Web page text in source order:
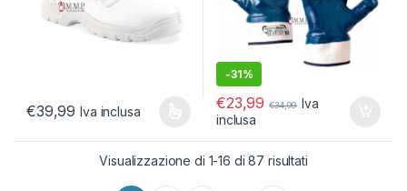
€39,99 Iva inclusa
Questo prodotto ha più varianti. Le opzioni possono essere
-31%
€23,99 €34,99 Iva
inclusa
Visualizzazione di 1-16 di 87 risultatiPopolarità